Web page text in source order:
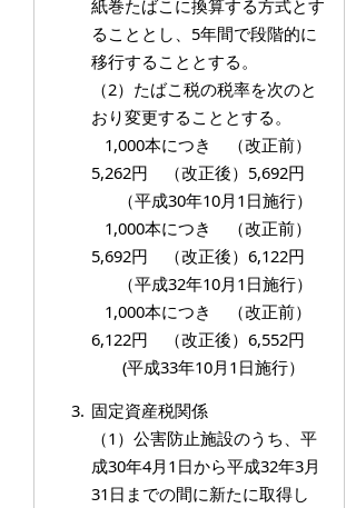
紙巻たばこに換算する方式とす
ることとし、5年間で段階的に
移行することとする。
（2）たばこ税の税率を次のと
おり変更することとする。
1,000本につき （改正前）
5,262円 （改正後）5,692円
（平成30年10月1日施行）
1,000本につき （改正前）
5,692円 （改正後）6,122円
（平成32年10月1日施行）
1,000本につき （改正前）
6,122円 （改正後）6,552円
(平成33年10月1日施行）
固定資産税関係
（1）公害防止施設のうち、平
成30年4月1日から平成32年3月
31日までの間に新たに取得し